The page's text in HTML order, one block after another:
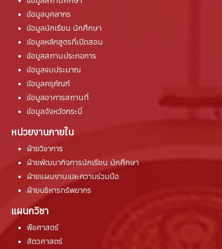
ข้อมูลบุคลากร
ข้อมูลนักเรียน นักศึกษา
ข้อมูลหลักสูตรที่เปิดสอน
ข้อมูลสถานประกอการ
ข้อมูลงบประมาณ
ข้อมูลครุภัณฑ์
ข้อมูลอาคารสถานที่
ข้อมูลจังหวัดกระบี่
หน่วยงานภายใน
ฝ่ายวิชาการ
ฝ่ายพัฒนากิจการนักเรียน นักศึกษา
ฝ่ายแผนงานและความร่วมมือ
ฝ่ายบริหารทรัพยากร
แผนกวิชา
พืชศาสตร์
สัตวศาสตร์